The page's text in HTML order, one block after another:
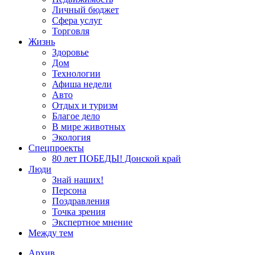
Личный бюджет
Сфера услуг
Торговля
Жизнь
Здоровье
Дом
Технологии
Афиша недели
Авто
Отдых и туризм
Благое дело
В мире животных
Экология
Спецпроекты
80 лет ПОБЕДЫ! Донской край
Люди
Знай наших!
Персона
Поздравления
Точка зрения
Экспертное мнение
Между тем
Архив